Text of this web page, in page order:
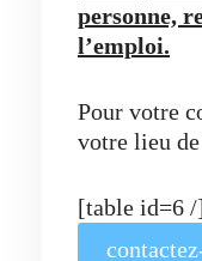
personne,
l’emploi.
Pour votre
votre lieu
[table id=6